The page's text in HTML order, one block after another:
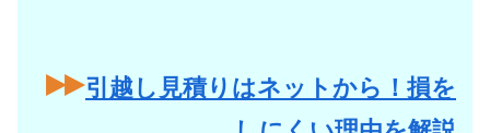
引越し見積りはネットから！損を